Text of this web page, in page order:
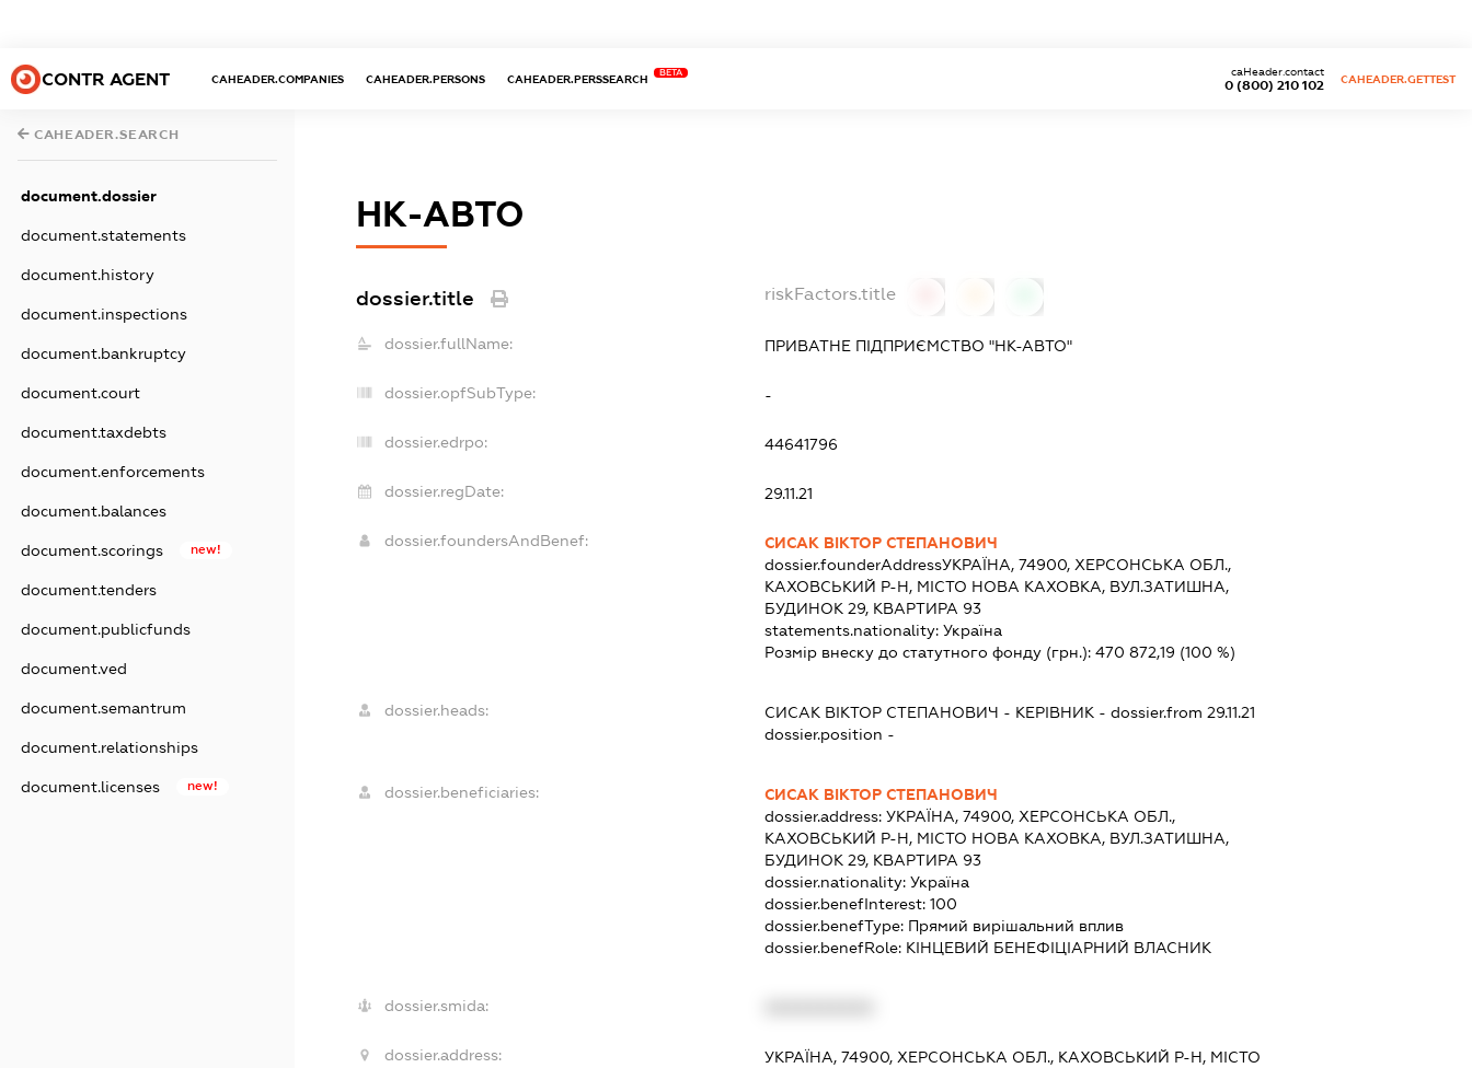
CONTR AGENT CAHEADER.COMPANIES CAHEADER.PERSONS CAHEADER.PERSSEARCH
BETA
0 (800) 210 102
caHeader.contact
CAHEADER.GETTEST
CAHEADER.SEARCH
document.dossier
document.statements
document.history
document.inspections
document.bankruptcy
document.court
document.taxdebts
document.enforcements
document.balances
document.scorings new!
document.tenders
document.publicfunds
document.ved
document.semantrum
document.relationships
document.licenses new!
НК-АВТО
dossier.title riskFactors.title
dossier.fullName: ПРИВАТНЕ ПІДПРИЄМСТВО "НК-АВТО"
dossier.opfSubType: -
dossier.edrpo: 44641796
dossier.regDate: 29.11.21
dossier.foundersAndBenef:
СИСАК ВІКТОР СТЕПАНОВИЧ
dossier.founderAddressУКРАЇНА, 74900, ХЕРСОНСЬКА ОБЛ.,
КАХОВСЬКИЙ Р-Н, МІСТО НОВА КАХОВКА, ВУЛ.ЗАТИШНА,
БУДИНОК 29, КВАРТИРА 93
statements.nationality: Україна
Розмір внеску до статутного фонду (грн.): 470 872,19 (100 %)
dossier.heads: СИСАК ВІКТОР СТЕПАНОВИЧ - КЕРІВНИК - dossier.from 29.11.21
dossier.position -
dossier.beneficiaries:
СИСАК ВІКТОР СТЕПАНОВИЧ
dossier.address: УКРАЇНА, 74900, ХЕРСОНСЬКА ОБЛ.,
КАХОВСЬКИЙ Р-Н, МІСТО НОВА КАХОВКА, ВУЛ.ЗАТИШНА,
БУДИНОК 29, КВАРТИРА 93
dossier.nationality: Україна
dossier.benefInterest: 100
dossier.benefType: Прямий вирішальний вплив
dossier.benefRole: КІНЦЕВИЙ БЕНЕФІЦІАРНИЙ ВЛАСНИК
dossier.smida:
dossier.address:
УКРАЇНА, 74900, ХЕРСОНСЬКА ОБЛ., КАХОВСЬКИЙ Р-Н, МІСТО